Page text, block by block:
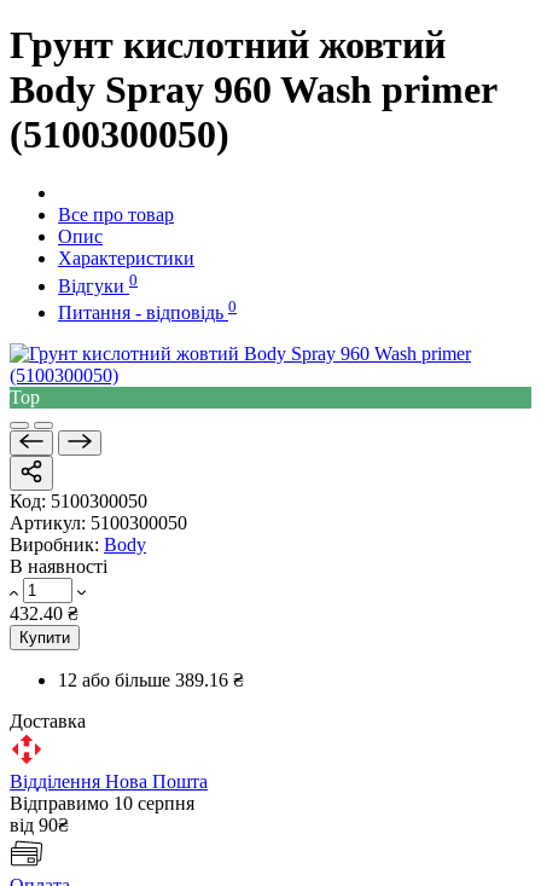
Грунт кислотний жовтий
Body Spray 960 Wash primer
(5100300050)
Все про товар
Опис
Характеристики
Відгуки 0
Питання - відповідь 0
Top
Код: 5100300050
Артикул: 5100300050
Виробник: Body
В наявності
432.40 ₴
Купити
12 або більше 389.16 ₴
Доставка
Відділення Нова Пошта
Відправимо 10 серпня
від 90₴